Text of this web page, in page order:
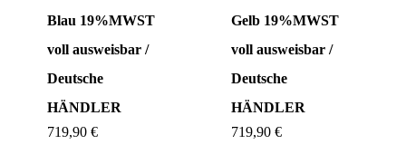
Blau 19%MWST
voll ausweisbar /
Deutsche
HÄNDLER
719,90€
Gelb 19%MWST
voll ausweisbar /
Deutsche
HÄNDLER
719,90€